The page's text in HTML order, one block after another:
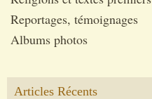
Reportages, témoignages
Albums photos
Articles Récents